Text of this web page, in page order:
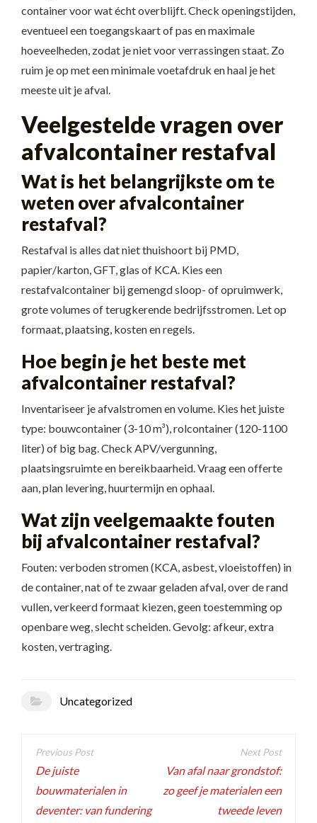
container voor wat écht overblijft. Check openingstijden,
eventueel een toegangskaart of pas en maximale
hoeveelheden, zodat je niet voor verrassingen staat. Zo
ruim je op met een minimale voetafdruk en haal je het
meeste uit je afval.
Veelgestelde vragen over
afvalcontainer restafval
Wat is het belangrijkste om te
weten over afvalcontainer
restafval?
Restafval is alles dat niet thuishoort bij PMD,
papier/karton, GFT, glas of KCA. Kies een
restafvalcontainer bij gemengd sloop- of opruimwerk,
grote volumes of terugkerende bedrijfsstromen. Let op
formaat, plaatsing, kosten en regels.
Hoe begin je het beste met
afvalcontainer restafval?
Inventariseer je afvalstromen en volume. Kies het juiste
type: bouwcontainer (3-10 m³), rolcontainer (120-1100
liter) of big bag. Check APV/vergunning,
plaatsingsruimte en bereikbaarheid. Vraag een offerte
aan, plan levering, huurtermijn en ophaal.
Wat zijn veelgemaakte fouten
bij afvalcontainer restafval?
Fouten: verboden stromen (KCA, asbest, vloeistoffen) in
de container, nat of te zwaar geladen afval, over de rand
vullen, verkeerd formaat kiezen, geen toestemming op
openbare weg, slecht scheiden. Gevolg: afkeur, extra
kosten, vertraging.
Uncategorized
Post
navigation
De juiste
bouwmaterialen in
deventer: van fundering
Van afal naar grondstof:
zo geef je materialen een
tweede leven